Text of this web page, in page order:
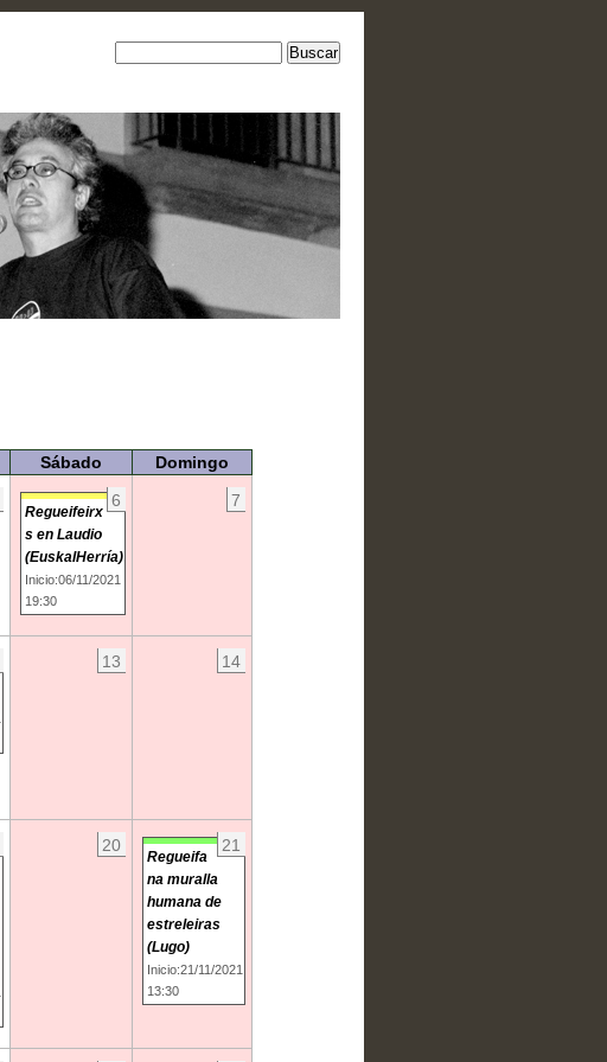
Sábado
Domingo
6
Regueifeirx
s en Laudio
(EuskalHerría)
Inicio:06/11/2021
19:30
7
13 14
20 21
Regueifa
na muralla
humana de
estreleiras
(Lugo)
Inicio:21/11/2021
13:30